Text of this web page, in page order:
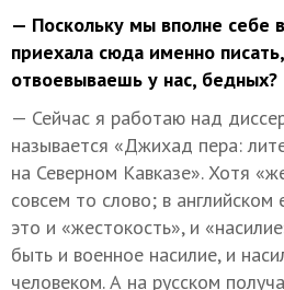
— Поскольку мы вполне себе
приехала сюда именно
отвоевываешь у нас, бедных?
— Сейчас я работаю над
называется «Джихад пера:
на Северном Кавказе». Хотя
совсем то слово; в
это и «жестокость», и
быть и военное насилие, и
человеком. А на русском